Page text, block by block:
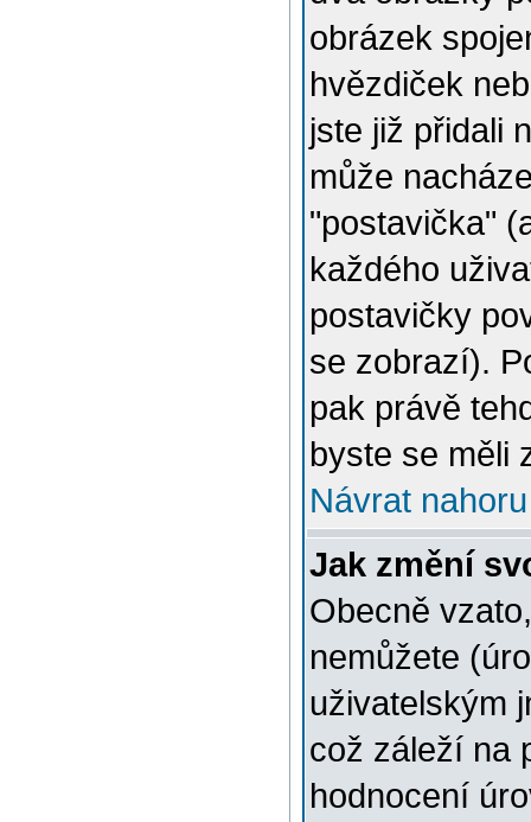
obrázek
hvězdiček
jste již přidali
může
"postavička"
každého
postavičky
se zobrazí).
pak právě
byste se měli
Návrat nahoru
Jak změní
Obecně
nemůžete
uživatelským
což záleží na
hodnocení